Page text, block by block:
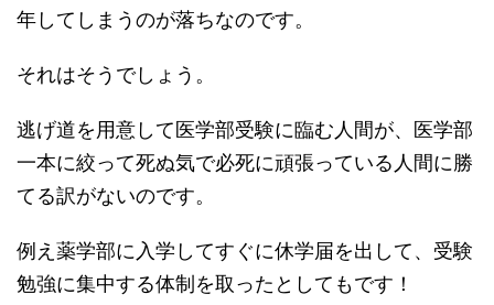
年してしまうのが落ちなのです。
それはそうでしょう。
逃げ道を用意して医学部受験に臨む人間が、医学部
一本に絞って死ぬ気で必死に頑張っている人間に勝
てる訳がないのです。
例え薬学部に入学してすぐに休学届を出して、受験
勉強に集中する体制を取ったとしてもです！